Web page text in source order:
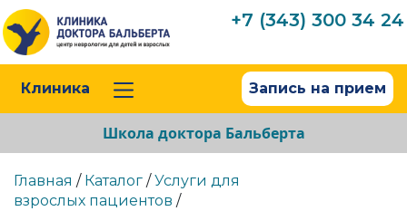
+7 (343) 300 34 24
Клиника Запись на прием
Школа доктора Бальберта
Главная / Каталог / Услуги для
взрослых пациентов /